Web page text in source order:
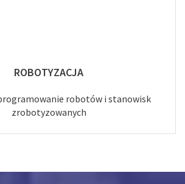
ROBOTYZACJA
robotów i stanowisk
zrobotyzowanych